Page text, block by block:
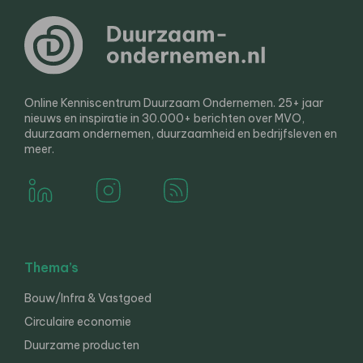
Online Kenniscentrum Duurzaam Ondernemen. 25+ jaar
nieuws en inspiratie in 30.000+ berichten over MVO,
duurzaam ondernemen, duurzaamheid en bedrijfsleven en
meer.
Thema’s
Bouw/Infra & Vastgoed
Circulaire economie
Duurzame producten